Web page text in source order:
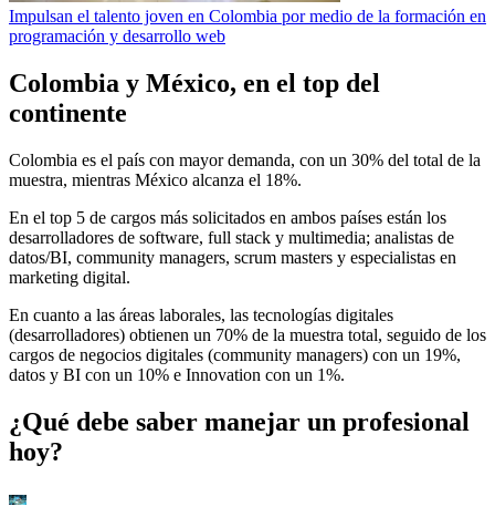
Impulsan el talento joven en Colombia por medio de la formación en
programación y desarrollo web
Colombia y México, en el top del
continente
Colombia es el país con mayor demanda, con un 30% del total de la
muestra, mientras México alcanza el 18%.
En el top 5 de cargos más solicitados en ambos países están los
desarrolladores de software, full stack y multimedia; analistas de
datos/BI, community managers, scrum masters y especialistas en
marketing digital.
En cuanto a las áreas laborales, las tecnologías digitales
(desarrolladores) obtienen un 70% de la muestra total, seguido de los
cargos de negocios digitales (community managers) con un 19%,
datos y BI con un 10% e Innovation con un 1%.
¿Qué debe saber manejar un profesional
hoy?